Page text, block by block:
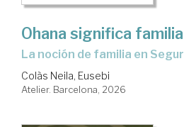
Ohana significa familia
La noción de familia en
Colàs Neila, Eusebi
Atelier. Barcelona, 2026